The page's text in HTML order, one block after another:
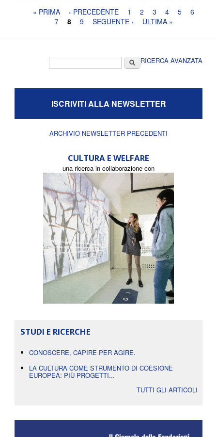
Pagine« PRIMA ‹ PRECEDENTE 1 2 3 4 5
6
7
8 9 SEGUENTE › ULTIMA »
CercaRICERCA AVANZATA
ISCRIVITI ALLA NEWSLETTER
ARCHIVIO NEWSLETTER PRECEDENTI
CULTURA E WELFARE
una ricerca in collaborazione con
STUDI E RICERCHE
CONOSCERE, CAPIRE PER AGIRE.
LA CULTURA COME STRUMENTO DI COESIONE
EUROPEA: PIÙ PROGETTI...
TUTTI GLI ARTICOLI